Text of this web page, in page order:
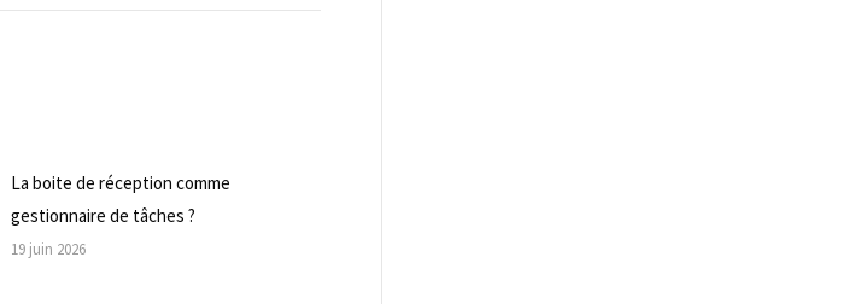
La boite de réception comme
gestionnaire de tâches ?
19 juin 2026